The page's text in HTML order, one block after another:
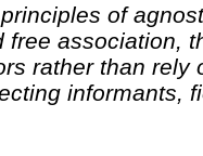
of
free association,
rather than rely
informants,